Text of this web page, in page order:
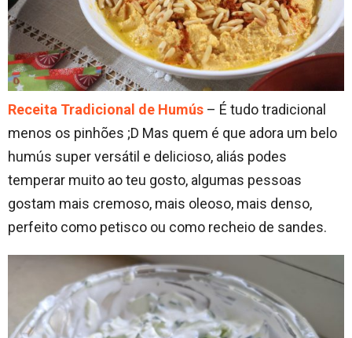
Receita Tradicional de Humús – É tudo tradicional
menos os pinhões ;D Mas quem é que adora um belo
humús super versátil e delicioso, aliás podes
temperar muito ao teu gosto, algumas pessoas
gostam mais cremoso, mais oleoso, mais denso,
perfeito como petisco ou como recheio de sandes.